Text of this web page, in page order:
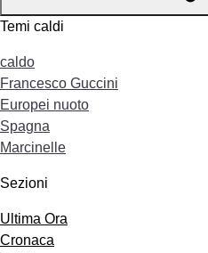
Temi caldi
caldo
Francesco Guccini
Europei nuoto
Spagna
Marcinelle
Sezioni
Ultima Ora
Cronaca